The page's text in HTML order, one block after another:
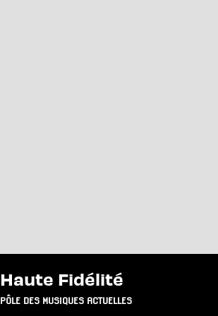
Haute Fidélité
PÔLE DES MUSIQUES ACTUELLES